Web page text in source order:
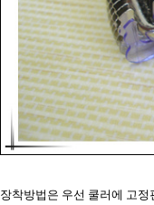
장착방법은 우선 쿨러에 고